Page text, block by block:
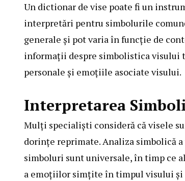
Un dictionar de vise poate fi un
interpretări pentru simbolurile
generale și pot varia în funcție de
informații despre simbolistica visului
personale și emoțiile asociate visului.
Interpretarea
Mulți specialiști consideră că visele
dorințe reprimate. Analiza simbolică
simboluri sunt universale, în timp ce
a emoțiilor simțite în timpul visului și